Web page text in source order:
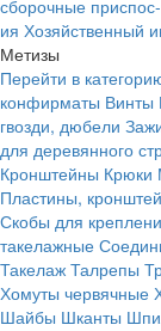
сборочные
ия Хозяйственный
Метизы
Перейти в
конфирматы Винты
гвозди, дюбели
для деревянного
Кронштейны Крюки
Пластины,
Скобы для
такелажные
Такелаж Талрепы
Хомуты червячные
Шайбы Шканты